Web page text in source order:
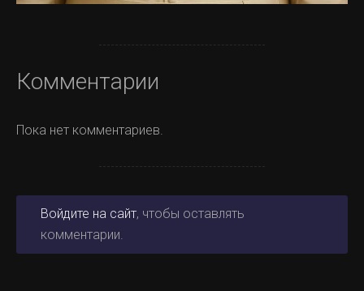
Комментарии
Пока нет комментариев.
Войдите на сайт, чтобы оставлять
комментарии.